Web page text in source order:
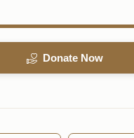
Donate Now